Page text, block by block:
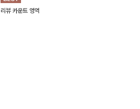
리뷰 카운트 영역